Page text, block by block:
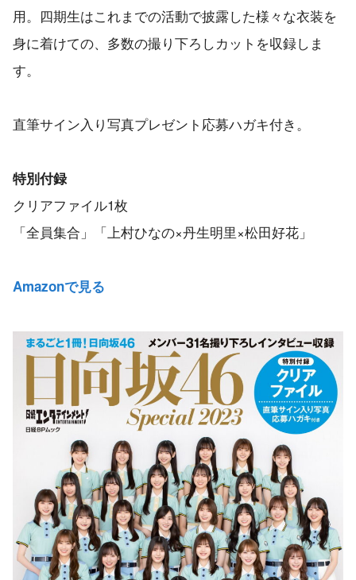
用。四期生はこれまでの活動で披露した様々な衣装を
身に着けての、多数の撮り下ろしカットを収録しま
す。
直筆サイン入り写真プレゼント応募ハガキ付き。
特別付録
クリアファイル1枚
「全員集合」「上村ひなの×丹生明里×松田好花」
Amazonで見る